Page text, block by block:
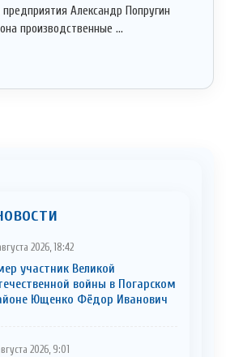
Александр Попругин
производственные ...
2026, 18:42
участник Великой
войны в Погарском
Ющенко Фёдор Иванович
2026, 9:01